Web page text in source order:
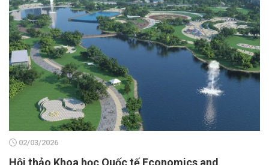
02/03/2026
Hội thảo Khoa học Quốc tế Economics and